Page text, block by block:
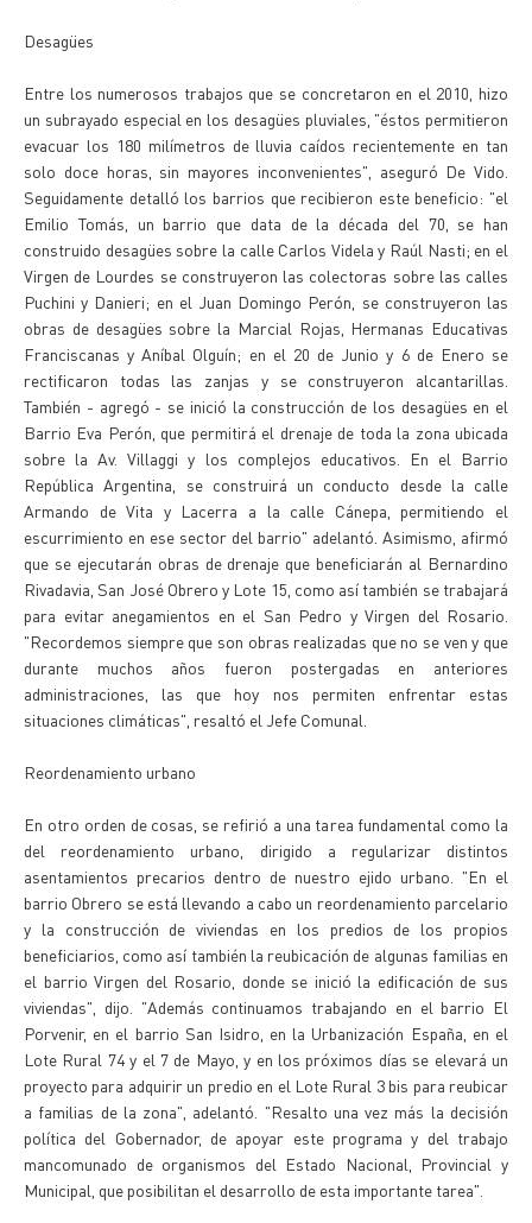
Desagües
Entre los numerosos trabajos que se concretaron en el 2010, hizo
un subrayado especial en los desagües pluviales, "éstos permitieron
evacuar los 180 milímetros de lluvia caídos recientemente en tan
solo doce horas, sin mayores inconvenientes", aseguró De Vido.
Seguidamente detalló los barrios que recibieron este beneficio: "el
Emilio Tomás, un barrio que data de la década del 70, se han
construido desagües sobre la calle Carlos Videla y Raúl Nasti; en el
Virgen de Lourdes se construyeron las colectoras sobre las calles
Puchini y Danieri; en el Juan Domingo Perón, se construyeron las
obras de desagües sobre la Marcial Rojas, Hermanas Educativas
Franciscanas y Aníbal Olguín; en el 20 de Junio y 6 de Enero se
rectificaron todas las zanjas y se construyeron alcantarillas.
También - agregó - se inició la construcción de los desagües en el
Barrio Eva Perón, que permitirá el drenaje de toda la zona ubicada
sobre la Av. Villaggi y los complejos educativos. En el Barrio
República Argentina, se construirá un conducto desde la calle
Armando de Vita y Lacerra a la calle Cánepa, permitiendo el
escurrimiento en ese sector del barrio" adelantó. Asimismo, afirmó
que se ejecutarán obras de drenaje que beneficiarán al Bernardino
Rivadavia, San José Obrero y Lote 15, como así también se trabajará
para evitar anegamientos en el San Pedro y Virgen del Rosario.
"Recordemos siempre que son obras realizadas que no se ven y que
durante muchos años fueron postergadas en anteriores
administraciones, las que hoy nos permiten enfrentar estas
situaciones climáticas", resaltó el Jefe Comunal.
Reordenamiento urbano
En otro orden de cosas, se refirió a una tarea fundamental como la
del reordenamiento urbano, dirigido a regularizar distintos
asentamientos precarios dentro de nuestro ejido urbano. "En el
barrio Obrero se está llevando a cabo un reordenamiento parcelario
y la construcción de viviendas en los predios de los propios
beneficiarios, como así también la reubicación de algunas familias en
el barrio Virgen del Rosario, donde se inició la edificación de sus
viviendas", dijo. "Además continuamos trabajando en el barrio El
Porvenir, en el barrio San Isidro, en la Urbanización España, en el
Lote Rural 74 y el 7 de Mayo, y en los próximos días se elevará un
proyecto para adquirir un predio en el Lote Rural 3 bis para reubicar
a familias de la zona", adelantó. "Resalto una vez más la decisión
política del Gobernador, de apoyar este programa y del trabajo
mancomunado de organismos del Estado Nacional, Provincial y
Municipal, que posibilitan el desarrollo de esta importante tarea".